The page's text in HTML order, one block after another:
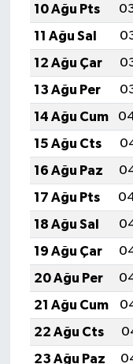
10 Ağu Pts
11 Ağu Sal
12 Ağu Çar
13 Ağu Per
14 Ağu Cum
15 Ağu Cts
16 Ağu Paz
17 Ağu Pts
18 Ağu Sal
19 Ağu Çar
20 Ağu Per
21 Ağu Cum
22 Ağu Cts
23 Ağu Paz